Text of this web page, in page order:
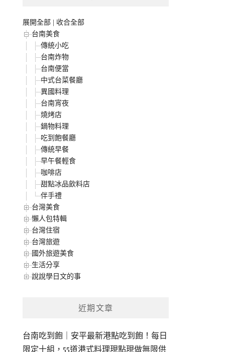
展開全部
收合全部
台南美食
傳統小吃
台南炸物
台南便當
中式台菜餐廳
異國料理
台南宵夜
燒烤店
鍋物料理
吃到飽餐廳
傳統早餐
早午餐輕食
咖啡店
甜點冰品飲料店
伴手禮
台灣美食
懶人包特輯
台灣住宿
台灣旅遊
國外旅遊美食
生活分享
說說學日文的事
近期文章
台南吃到飽｜安平最新港點吃到飽！每日
限定十組，55道港式料理現點現做無限供